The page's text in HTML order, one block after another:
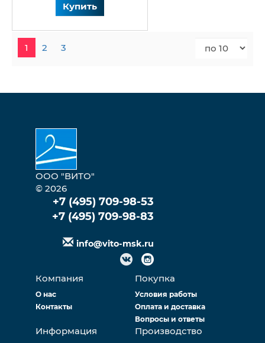
Купить
1 2 3
ООО "ВИТО"
© 2026
Компания
О нас
Контакты
Покупка
Условия работы
Оплата и доставка
Вопросы и ответы
Информация Производство
+7 (495) 709-98-53
+7 (495) 709-98-83
info@vito-msk.ru